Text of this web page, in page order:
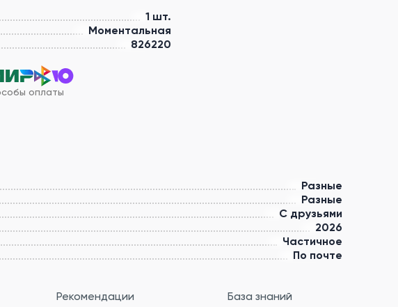
1 шт.
Моментальная
826220
оплаты
Разные
Разные
С друзьями
2026
Частичное
По почте
Рекомендации База знаний